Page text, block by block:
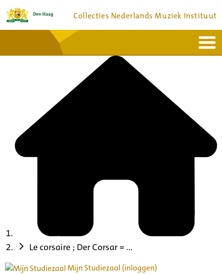
Collecties Nederlands Muziek Instituut
Bronnen en collecties
Le corsaire ; Der Corsar = ...
Mijn Studiezaal (inloggen)